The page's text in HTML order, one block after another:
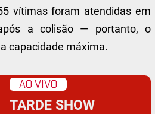
vítimas foram atendidas em
a colisão — portanto, o
capacidade máxima.
AO VIVO
TARDE SHOW